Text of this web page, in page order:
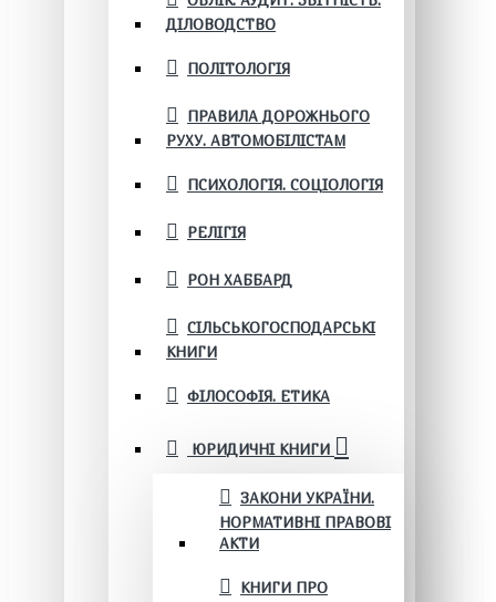
ДІЛОВОДСТВО
ПОЛІТОЛОГІЯ
ПРАВИЛА ДОРОЖНЬОГО
РУХУ. АВТОМОБІЛІСТАМ
ПСИХОЛОГІЯ. СОЦІОЛОГІЯ
РЕЛІГІЯ
РОН ХАББАРД
СІЛЬСЬКОГОСПОДАРСЬКІ
КНИГИ
ФІЛОСОФІЯ. ЕТИКА
ЮРИДИЧНІ КНИГИ
ЗАКОНИ УКРАЇНИ.
НОРМАТИВНІ ПРАВОВІ
АКТИ
КНИГИ ПРО